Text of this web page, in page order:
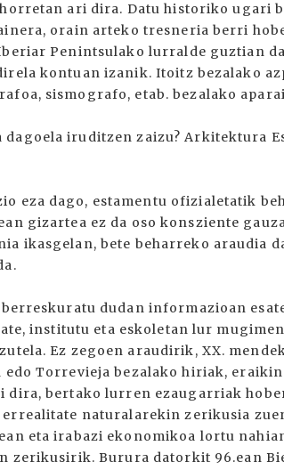
horretan ari dira. Datu historiko
orain arteko tresneria berri
Penintsulako lurralde guztian
kontuan izanik. Itoitz bezalako
sismografo, etab. bezalako
dagoela iruditzen zaizu? Arkitektura
eza dago, estamentu ofizialetatik
gizartea ez da oso konsziente
ikasgelan, bete beharreko araudia
dudan informazioan
institutu eta eskoletan lur
Ez zegoen araudirik, XX.
edo Torrevieja bezalako hiriak,
dira, bertako lurren ezaugarriak
errealitate naturalarekin zerikusia
eta irabazi ekonomikoa lortu
zerikusirik. Burura datorkit 96.ean